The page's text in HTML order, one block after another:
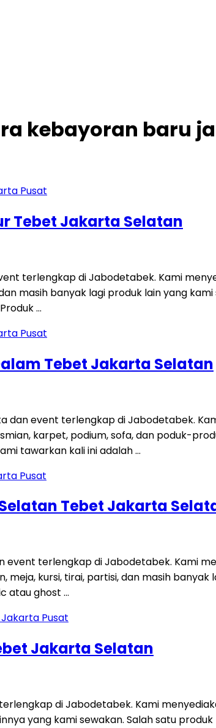
kebayoran baru
Tebet Jakarta Selatan
terlengkap di Jabodetabek. Kami
masih banyak lagi produk lain yang
…
Tebet Jakarta Selatan
event terlengkap di Jabodetabek.
karpet, podium, sofa, dan poduk-
tawarkan kali ini adalah …
Tebet Jakarta
terlengkap di Jabodetabek. Kami
kursi, tirai, partisi, dan masih
atau ghost …
Jakarta Selatan
di Jabodetabek. Kami
yang kami sewakan. Salah satu